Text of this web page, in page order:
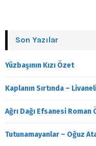
Son Yazılar
Yüzbaşının Kızı Özet
Kaplanın Sırtında –
Ağrı Dağı Efsanesi
Tutunamayanlar – Oğuz